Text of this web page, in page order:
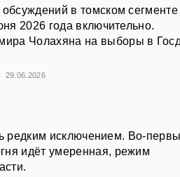
в томском сегменте
2026 года включительно.
Чолахяна на выборы в
29.06.2026
редким исключением. Во-
идёт умеренная, режим